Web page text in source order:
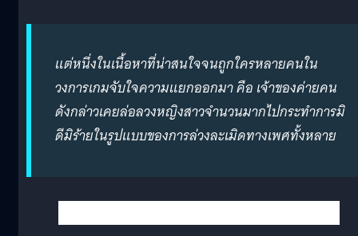
แต่หนึ่งในเนื้อหาที่น่าสนใจจนถูกใครหลายคนใน
วงการเกมจับใจความแยกออกมา คือ เจ้าของค่ายคน
ดังกล่าวเคยล่อลวงหญิงสาวจำนวนมากไปกระทำการมิ
ดีมิร้ายในรูปแบบของการล่วงละเมิดทางเพศทั้งหลาย